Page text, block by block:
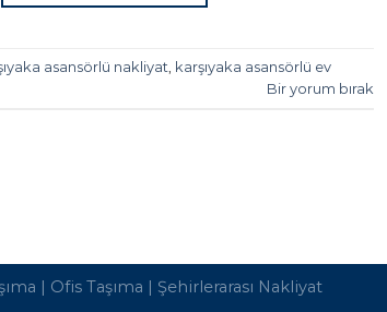
asansörlü nakliyat karşıyaka asansörlü ev
Bir yorum bırak
| Ofis Taşıma | Şehirlerarası Nakliyat